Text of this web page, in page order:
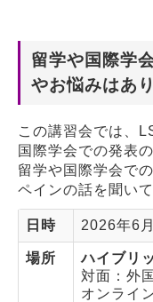
Webサービ
留学や国際学
やお悩みはあ
この講習会では、
国際学会での発表
留学や国際学会で
ペインの話を聞い
日時 2026年6
場所
ハイブリ
対面：外
オンライ